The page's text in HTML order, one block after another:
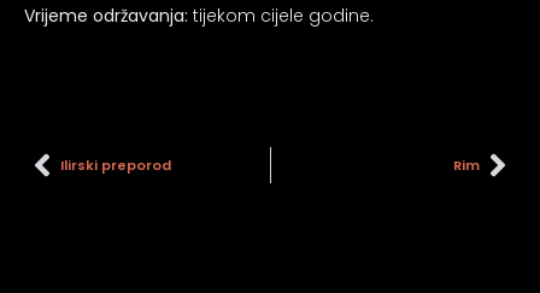
Vrijeme održavanja: tijekom cijele godine.
Ilirski preporod Rim